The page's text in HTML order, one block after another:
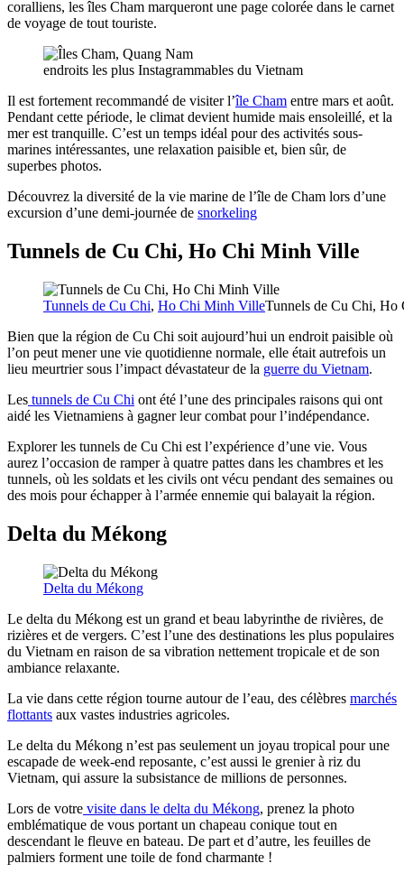
coralliens, les îles Cham marqueront une page colorée dans le carnet
de voyage de tout touriste.
endroits les plus Instagrammables du Vietnam
Il est fortement recommandé de visiter l’île Cham entre mars et août.
Pendant cette période, le climat devient humide mais ensoleillé, et la
mer est tranquille. C’est un temps idéal pour des activités sous-
marines intéressantes, une relaxation paisible et, bien sûr, de
superbes photos.
Découvrez la diversité de la vie marine de l’île de Cham lors d’une
excursion d’une demi-journée de snorkeling
Tunnels de Cu Chi, Ho Chi Minh Ville
Tunnels de Cu Chi, Ho Chi Minh VilleTunnels de Cu Chi,
Bien que la région de Cu Chi soit aujourd’hui un endroit paisible où
l’on peut mener une vie quotidienne normale, elle était autrefois un
lieu meurtrier sous l’impact dévastateur de la guerre du Vietnam.
Les tunnels de Cu Chi ont été l’une des principales raisons qui ont
aidé les Vietnamiens à gagner leur combat pour l’indépendance.
Explorer les tunnels de Cu Chi est l’expérience d’une vie. Vous
aurez l’occasion de ramper à quatre pattes dans les chambres et les
tunnels, où les soldats et les civils ont vécu pendant des semaines ou
des mois pour échapper à l’armée ennemie qui balayait la région.
Delta du Mékong
Delta du Mékong
Le delta du Mékong est un grand et beau labyrinthe de rivières, de
rizières et de vergers. C’est l’une des destinations les plus populaires
du Vietnam en raison de sa vibration nettement tropicale et de son
ambiance relaxante.
La vie dans cette région tourne autour de l’eau, des célèbres marchés
flottants aux vastes industries agricoles.
Le delta du Mékong n’est pas seulement un joyau tropical pour une
escapade de week-end reposante, c’est aussi le grenier à riz du
Vietnam, qui assure la subsistance de millions de personnes.
Lors de votre visite dans le delta du Mékong, prenez la photo
emblématique de vous portant un chapeau conique tout en
descendant le fleuve en bateau. De part et d’autre, les feuilles de
palmiers forment une toile de fond charmante !